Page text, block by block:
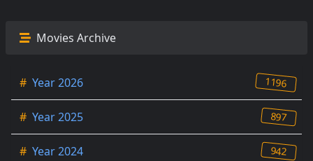
Movies Archive
# Year 2026 1196
# Year 2025 897
# Year 2024 942